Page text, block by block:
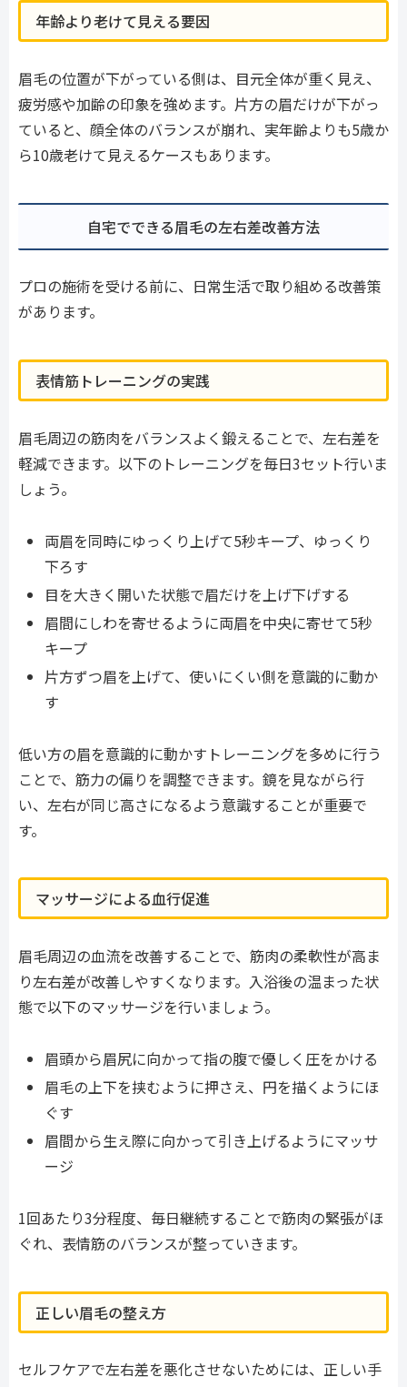
年齢より老けて見える要因
眉毛の位置が下がっている側は、目元全体が重く見え、
疲労感や加齢の印象を強めます。片方の眉だけが下がっ
ていると、顔全体のバランスが崩れ、実年齢よりも5歳か
ら10歳老けて見えるケースもあります。
自宅でできる眉毛の左右差改善方法
プロの施術を受ける前に、日常生活で取り組める改善策
があります。
表情筋トレーニングの実践
眉毛周辺の筋肉をバランスよく鍛えることで、左右差を
軽減できます。以下のトレーニングを毎日3セット行いま
しょう。
両眉を同時にゆっくり上げて5秒キープ、ゆっくり
下ろす
目を大きく開いた状態で眉だけを上げ下げする
眉間にしわを寄せるように両眉を中央に寄せて5秒
キープ
片方ずつ眉を上げて、使いにくい側を意識的に動か
す
低い方の眉を意識的に動かすトレーニングを多めに行う
ことで、筋力の偏りを調整できます。鏡を見ながら行
い、左右が同じ高さになるよう意識することが重要で
す。
マッサージによる血行促進
眉毛周辺の血流を改善することで、筋肉の柔軟性が高ま
り左右差が改善しやすくなります。入浴後の温まった状
態で以下のマッサージを行いましょう。
眉頭から眉尻に向かって指の腹で優しく圧をかける
眉毛の上下を挟むように押さえ、円を描くようにほ
ぐす
眉間から生え際に向かって引き上げるようにマッサ
ージ
1回あたり3分程度、毎日継続することで筋肉の緊張がほ
ぐれ、表情筋のバランスが整っていきます。
正しい眉毛の整え方
セルフケアで左右差を悪化させないためには、正しい手